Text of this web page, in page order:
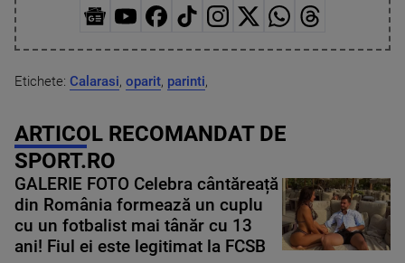
Etichete: Calarasi, oparit, parinti,
ARTICOL RECOMANDAT DE
SPORT.RO
GALERIE FOTO Celebra cântăreață
din România formează un cuplu
cu un fotbalist mai tânăr cu 13
ani! Fiul ei este legitimat la FCSB